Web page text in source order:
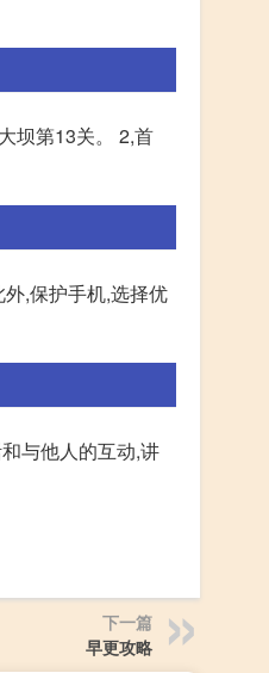
坝第13关。 2,首
,保护手机,选择优
与他人的互动,讲
下一篇
早更攻略